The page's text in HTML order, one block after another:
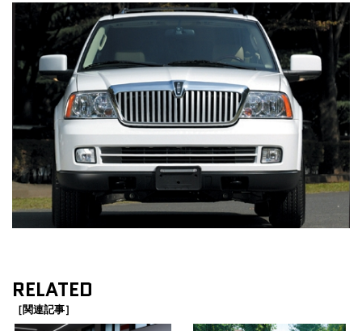
RELATED
［関連記事］